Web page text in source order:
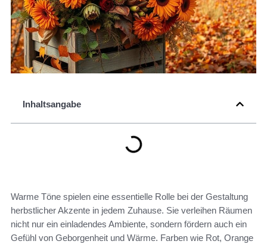
Inhaltsangabe
Warme Töne spielen eine essentielle Rolle bei der Gestaltung
herbstlicher Akzente in jedem Zuhause. Sie verleihen Räumen
nicht nur ein einladendes Ambiente, sondern fördern auch ein
Gefühl von Geborgenheit und Wärme. Farben wie Rot, Orange